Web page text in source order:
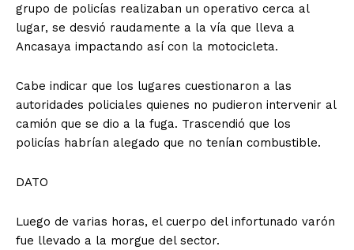
grupo de policías realizaban un operativo cerca al
lugar, se desvió raudamente a la vía que lleva a
Ancasaya impactando así con la motocicleta.
Cabe indicar que los lugares cuestionaron a las
autoridades policiales quienes no pudieron intervenir al
camión que se dio a la fuga. Trascendió que los
policías habrían alegado que no tenían combustible.
DATO
Luego de varias horas, el cuerpo del infortunado varón
fue llevado a la morgue del sector.